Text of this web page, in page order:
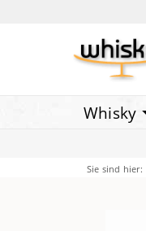
Whisky
Sie sind hier: